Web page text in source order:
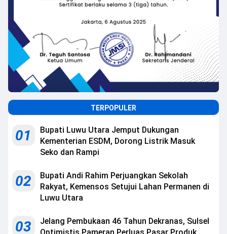
TERPOPULER
01
Bupati Luwu Utara Jemput Dukungan
Kementerian ESDM, Dorong Listrik Masuk
Seko dan Rampi
02
Bupati Andi Rahim Perjuangkan Sekolah
Rakyat, Kemensos Setujui Lahan Permanen di
Luwu Utara
03
Jelang Pembukaan 46 Tahun Dekranas, Sulsel